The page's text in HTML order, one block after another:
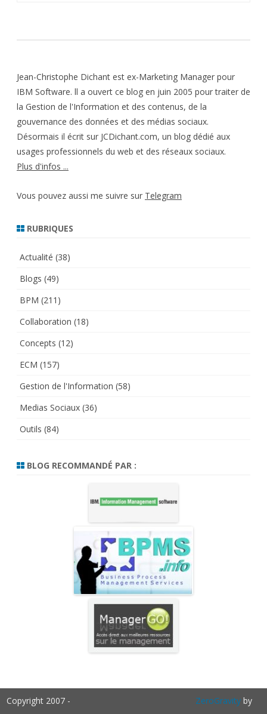
Jean-Christophe Dichant est ex-Marketing Manager pour
IBM Software. ll a ouvert ce blog en juin 2005 pour traiter de
la Gestion de l'Information et des contenus, de la
gouvernance des données et des médias sociaux.
Désormais il écrit sur JCDichant.com, un blog dédié aux
usages professionnels du web et des réseaux sociaux.
Plus d'infos ...
Vous pouvez aussi me suivre sur Telegram
RUBRIQUES
Actualité (38)
Blogs (49)
BPM (211)
Collaboration (18)
Concepts (12)
ECM (157)
Gestion de l'Information (58)
Medias Sociaux (36)
Outils (84)
BLOG RECOMMANDÉ PAR :
Copyright 2007 -
ZeroGravityby